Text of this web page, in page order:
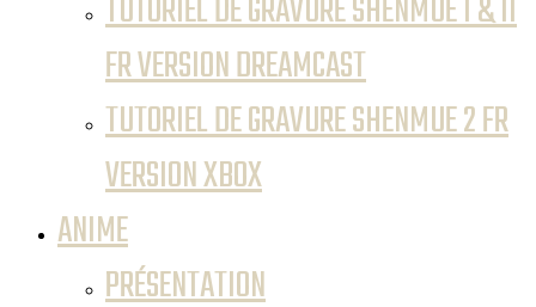
TUTORIEL DE GRAVURE SHENMUE I & II
FR VERSION DREAMCAST
TUTORIEL DE GRAVURE SHENMUE 2 FR
VERSION XBOX
ANIME
PRÉSENTATION